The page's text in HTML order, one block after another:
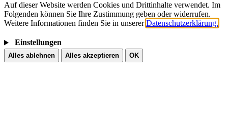
Auf dieser Website werden Cookies und Drittinhalte verwendet. Im
Folgenden können Sie Ihre Zustimmung geben oder widerrufen.
Weitere Informationen finden Sie in unsererDatenschutzerklärung.
Einstellungen
Alles ablehnen Alles akzeptieren OK